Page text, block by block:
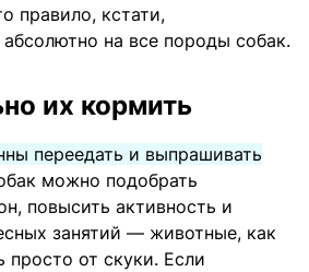
правило, кстати,
абсолютно на все породы собак.
их кормить
переедать и выпрашивать
можно подобрать
повысить активность и
занятий — животные, как
просто от скуки. Если